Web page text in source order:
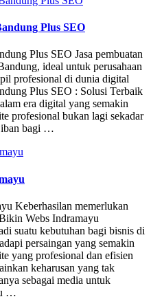
Plus SEO
Plus SEO Jasa pembuatan
ideal untuk perusahaan
profesional di dunia digital
Plus SEO : Solusi Terbaik
era digital yang semakin
profesional bukan lagi sekadar
bagi …
Keberhasilan memerlukan
Webs Indramayu
suatu kebutuhan bagi bisnis di
persaingan yang semakin
yang profesional dan efisien
keharusan yang tak
sebagai media untuk
…